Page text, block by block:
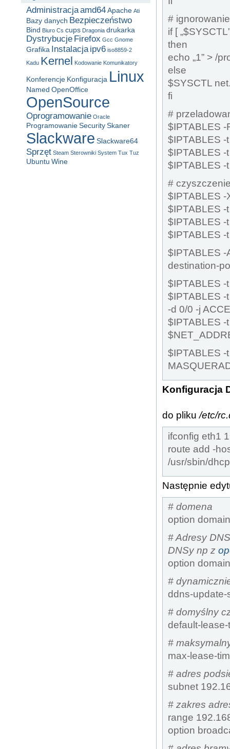
#
if [
then
echo „1” > /
else
$SYSCTL
fi
#
$IPTABLES -
$IPTABLES -
$IPTABLES -
$IPTABLES -
#
$IPTABLES -
$IPTABLES -
$IPTABLES -
$IPTABLES -
$IPTABLES -
destination-
$IPTABLES -
$IPTABLES -
-d 0/0 -j
$IPTABLES -
$IPTABLES -
Konfiguracja
do pliku/etc/
ifconfig eth1
route add -
/usr/sbin/
Następnie
# domena
option
# Adresy
DNSy np z
option
#
ddns-update-
# domyślny
default-
#
max-lease-
# adres
subnet
# zakres
range
option
Administracjaamd64Apache Ati
Bazy danych Bezpieczeństwo
Bind Biuro Cs cups Dragonia drukarka
Dystrybucje Firefox Gcc Gnome
Grafika Instalacja ipv6 iso8859-2
Kadu Kernel Kodowanie Komunikatory
Konferencje Konfiguracja Linux
Named OpenOffice
OpenSource
Oprogramowanie Oracle
ProgramowanieSecuritySkaner
Slackware Slackware64
Sprzęt Steam Sterowniki System Tux Tuz
Ubuntu Wine